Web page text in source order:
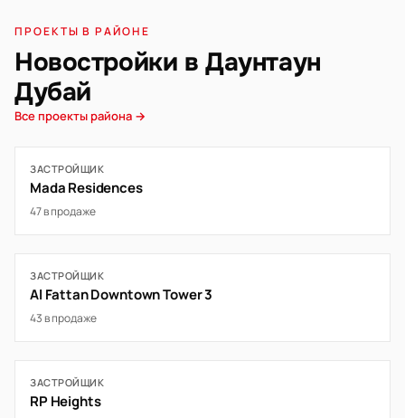
ПРОЕКТЫ В РАЙОНЕ
Новостройки в Даунтаун
Дубай
Все проекты района →
ЗАСТРОЙЩИК
Mada Residences
47 в продаже
ЗАСТРОЙЩИК
Al Fattan Downtown Tower 3
43 в продаже
ЗАСТРОЙЩИК
RP Heights